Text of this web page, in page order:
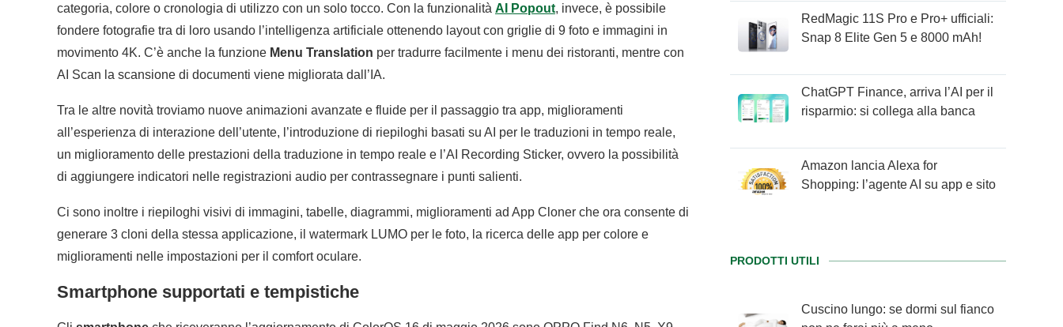
categoria, colore o cronologia di utilizzo con un solo tocco. Con la funzionalità AI Popout, invece, è possibile
fondere fotografie tra di loro usando l’intelligenza artificiale ottenendo layout con griglie di 9 foto e immagini in
movimento 4K. C’è anche la funzione Menu Translation per tradurre facilmente i menu dei ristoranti, mentre con
AI Scan la scansione di documenti viene migliorata dall’IA.
Tra le altre novità troviamo nuove animazioni avanzate e fluide per il passaggio tra app, miglioramenti
all’esperienza di interazione dell’utente, l’introduzione di riepiloghi basati su AI per le traduzioni in tempo reale,
un miglioramento delle prestazioni della traduzione in tempo reale e l’AI Recording Sticker, ovvero la possibilità
di aggiungere indicatori nelle registrazioni audio per contrassegnare i punti salienti.
Ci sono inoltre i riepiloghi visivi di immagini, tabelle, diagrammi, miglioramenti ad App Cloner che ora consente di
generare 3 cloni della stessa applicazione, il watermark LUMO per le foto, la ricerca delle app per colore e
miglioramenti nelle impostazioni per il comfort oculare.
Smartphone supportati e tempistiche
RedMagic 11S Pro e Pro+ ufficiali:
Snap 8 Elite Gen 5 e 8000 mAh!
ChatGPT Finance, arriva l’AI per il
risparmio: si collega alla banca
Amazon lancia Alexa for
Shopping: l’agente AI su app e sito
PRODOTTI UTILI
Cuscino lungo: se dormi sul fianco